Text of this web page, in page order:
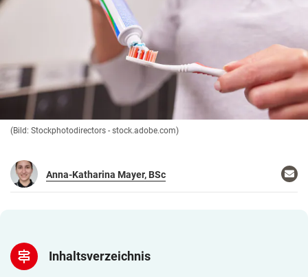
(Bild: Stockphotodirectors - stock.adobe.com)
Anna-Katharina Mayer, BSc
signpost Inhaltsverzeichnis